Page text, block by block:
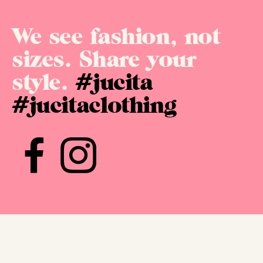
We see fashion, not
sizes. Share your
style.#jucita
#jucitaclothing